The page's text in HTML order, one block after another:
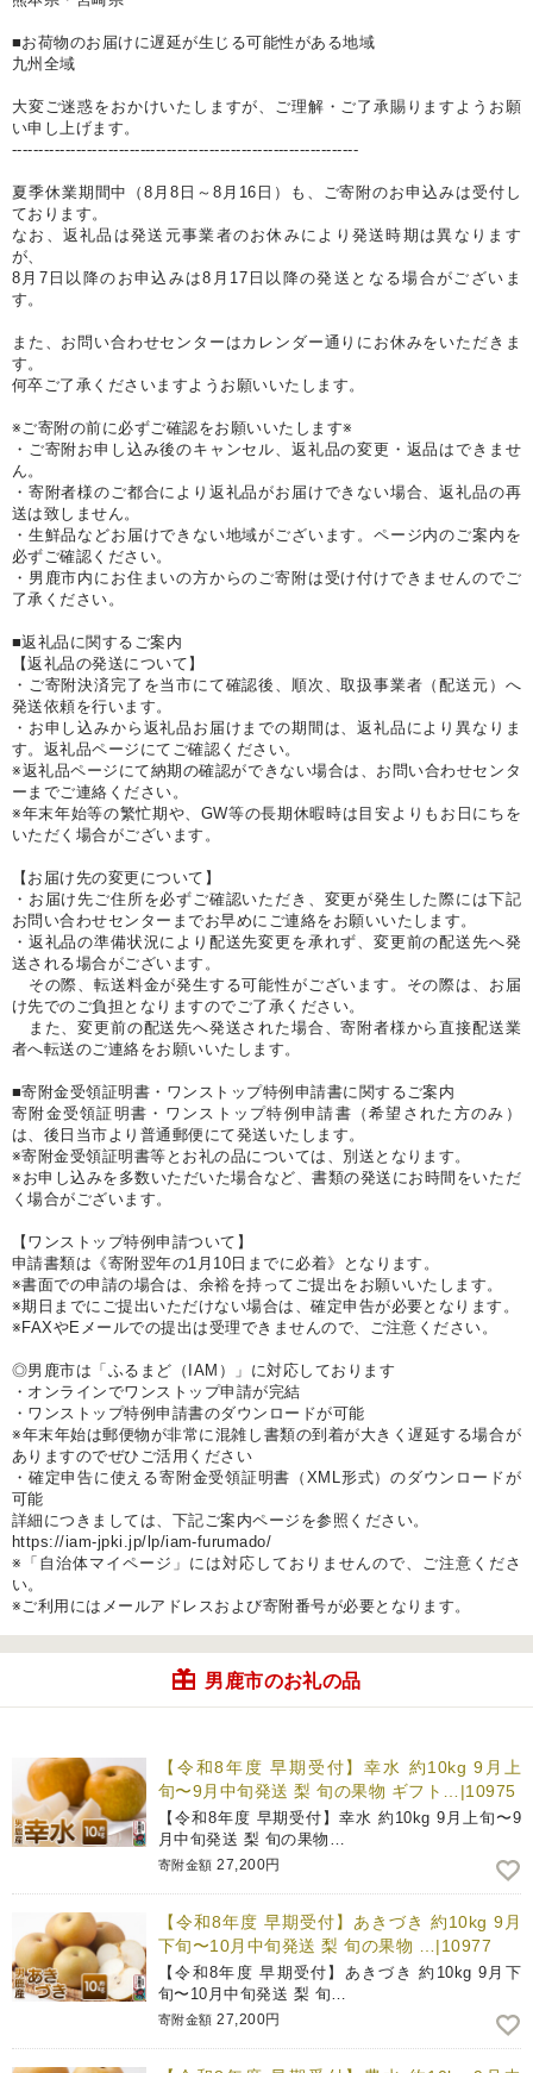
■お荷物のお届けに遅延が生じる可能性がある地域
九州全域
大変ご迷惑をおかけいたしますが、ご理解・ご了承賜りますようお願
い申し上げます。
-----------------------------------------------------------------
夏季休業期間中（8月8日～8月16日）も、ご寄附のお申込みは受付し
ております。
なお、返礼品は発送元事業者のお休みにより発送時期は異なります
が、
8月7日以降のお申込みは8月17日以降の発送となる場合がございま
す。
また、お問い合わせセンターはカレンダー通りにお休みをいただきま
す。
何卒ご了承くださいますようお願いいたします。
※ご寄附の前に必ずご確認をお願いいたします※
・ご寄附お申し込み後のキャンセル、返礼品の変更・返品はできませ
ん。
・寄附者様のご都合により返礼品がお届けできない場合、返礼品の再
送は致しません。
・生鮮品などお届けできない地域がございます。ページ内のご案内を
必ずご確認ください。
・男鹿市内にお住まいの方からのご寄附は受け付けできませんのでご
了承ください。
■返礼品に関するご案内
【返礼品の発送について】
・ご寄附決済完了を当市にて確認後、順次、取扱事業者（配送元）へ
発送依頼を行います。
・お申し込みから返礼品お届けまでの期間は、返礼品により異なりま
す。返礼品ページにてご確認ください。
※返礼品ページにて納期の確認ができない場合は、お問い合わせセンタ
ーまでご連絡ください。
※年末年始等の繁忙期や、GW等の長期休暇時は目安よりもお日にちを
いただく場合がございます。
【お届け先の変更について】
・お届け先ご住所を必ずご確認いただき、変更が発生した際には下記
お問い合わせセンターまでお早めにご連絡をお願いいたします。
・返礼品の準備状況により配送先変更を承れず、変更前の配送先へ発
送される場合がございます。
その際、転送料金が発生する可能性がございます。その際は、お届
け先でのご負担となりますのでご了承ください。
また、変更前の配送先へ発送された場合、寄附者様から直接配送業
者へ転送のご連絡をお願いいたします。
■寄附金受領証明書・ワンストップ特例申請書に関するご案内
寄附金受領証明書・ワンストップ特例申請書（希望された方のみ）
は、後日当市より普通郵便にて発送いたします。
※寄附金受領証明書等とお礼の品については、別送となります。
※お申し込みを多数いただいた場合など、書類の発送にお時間をいただ
く場合がございます。
【ワンストップ特例申請ついて】
申請書類は《寄附翌年の1月10日までに必着》となります。
※書面での申請の場合は、余裕を持ってご提出をお願いいたします。
※期日までにご提出いただけない場合は、確定申告が必要となります。
※FAXやEメールでの提出は受理できませんので、ご注意ください。
◎男鹿市は「ふるまど（IAM）」に対応しております
・オンラインでワンストップ申請が完結
・ワンストップ特例申請書のダウンロードが可能
※年末年始は郵便物が非常に混雑し書類の到着が大きく遅延する場合が
ありますのでぜひご活用ください
・確定申告に使える寄附金受領証明書（XML形式）のダウンロードが
可能
詳細につきましては、下記ご案内ページを参照ください。
https://iam-jpki.jp/lp/iam-furumado/
※「自治体マイページ」には対応しておりませんので、ご注意くださ
い。
※ご利用にはメールアドレスおよび寄附番号が必要となります。
男鹿市のお礼の品
【令和8年度 早期受付】幸水 約10kg 9月上
旬〜9月中旬発送 梨 旬の果物 ギフト…|10975
【令和8年度 早期受付】幸水 約10kg 9月上旬〜9
月中旬発送 梨 旬の果物…
寄附金額 27,200円
【令和8年度 早期受付】あきづき 約10kg 9月
下旬〜10月中旬発送 梨 旬の果物 …|10977
【令和8年度 早期受付】あきづき 約10kg 9月下
旬〜10月中旬発送 梨 旬…
寄附金額 27,200円